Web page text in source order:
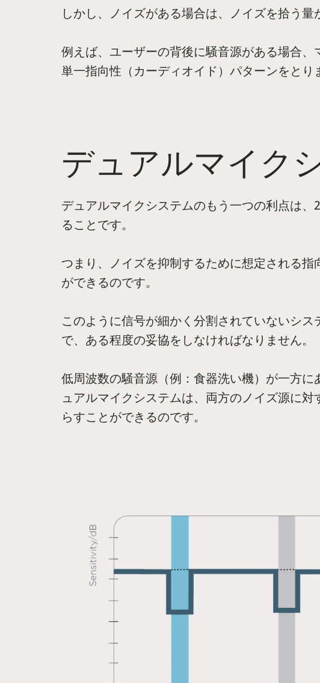
しかし、ノイズがある場合は、ノイズを拾う
例えば、ユーザーの背後に騒音源がある場合
単一指向性（カーディオイド）パターンをとり
デュアルマイク
デュアルマイクシステムのもう一つの利点は
ることです。
つまり、ノイズを抑制するために想定される
ができるのです。
このように信号が細かく分割されていないシ
で、ある程度の妥協をしなければなりません。
低周波数の騒音源（例：食器洗い機）が一方
ュアルマイクシステムは、両方のノイズ源に
らすことができるのです。